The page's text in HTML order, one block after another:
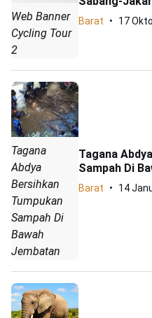
Web Banner
Cycling Tour
2
Barat 17
Tagana
Abdya
Bersihkan
Tumpukan
Sampah Di
Bawah
Jembatan
Tagana
Sampah Di
Barat 14